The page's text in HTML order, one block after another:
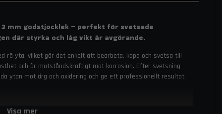
mm godstjocklek – perfekt för svetsade
där styrka och låg vikt är avgörande.
rå yta, vilket gör det enkelt att bearbeta, kapa och svetsa till
och är motståndskraftigt mot korrosion. Efter svetsning
ytan mot ärg och oxidering och ge ett professionellt resultat.
Visa mer